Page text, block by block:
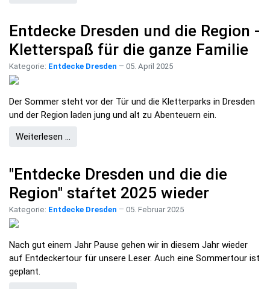
Entdecke Dresden und die Region -
Kletterspaß für die ganze Familie
Kategorie: Entdecke Dresden 05. April 2025
Der Sommer steht vor der Tür und die Kletterparks in Dresden
und der Region laden jung und alt zu Abenteuern ein.
Weiterlesen …
"Entdecke Dresden und die die
Region" staŕtet 2025 wieder
Kategorie: Entdecke Dresden 05. Februar 2025
Nach gut einem Jahr Pause gehen wir in diesem Jahr wieder
auf Entdeckertour für unsere Leser. Auch eine Sommertour ist
geplant.